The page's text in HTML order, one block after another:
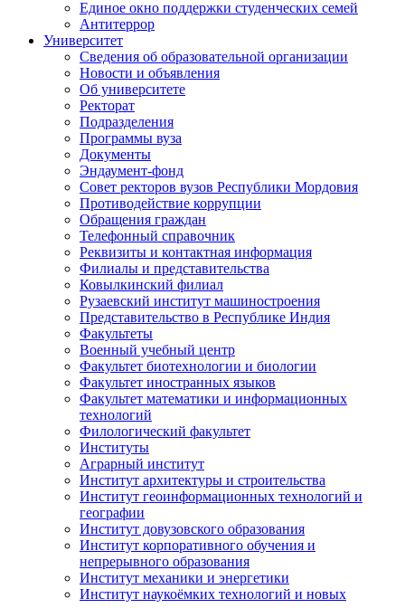
Единое окно поддержки студенческих семей
Антитеррор
Университет
Сведения об образовательной организации
Новости и объявления
Об университете
Ректорат
Подразделения
Программы вуза
Документы
Эндаумент-фонд
Совет ректоров вузов Республики Мордовия
Противодействие коррупции
Обращения граждан
Телефонный справочник
Реквизиты и контактная информация
Филиалы и представительства
Ковылкинский филиал
Рузаевский институт машиностроения
Представительство в Республике Индия
Факультеты
Военный учебный центр
Факультет биотехнологии и биологии
Факультет иностранных языков
Факультет математики и информационных
технологий
Филологический факультет
Институты
Аграрный институт
Институт архитектуры и строительства
Институт геоинформационных технологий и
географии
Институт довузовского образования
Институт корпоративного обучения и
непрерывного образования
Институт механики и энергетики
Институт наукоёмких технологий и новых